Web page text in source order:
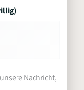
Nachricht,